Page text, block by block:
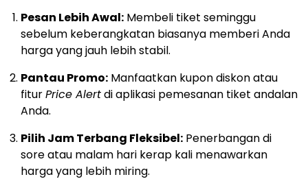
Pesan Lebih Awal: Membeli tiket seminggu
sebelum keberangkatan biasanya memberi Anda
harga yang jauh lebih stabil.
Pantau Promo: Manfaatkan kupon diskon atau
fiturPrice Alertdi aplikasi pemesanan tiket andalan
Anda.
Pilih Jam Terbang Fleksibel: Penerbangan di
sore atau malam hari kerap kali menawarkan
harga yang lebih miring.